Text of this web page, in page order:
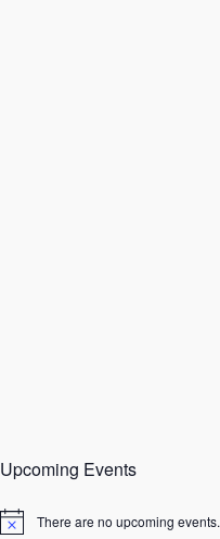
Upcoming Events
N
There are no upcoming events.